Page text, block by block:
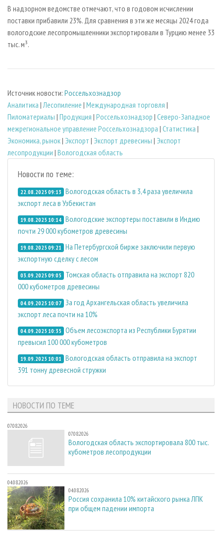
ИНСТРУМЕНТ И МАТЕРИАЛЫ
БИБЛИОТЕКА СПЕЦИАЛИСТА
В надзорном ведомстве отмечают, что в годовом исчислении
поставки прибавили 23%. Для сравнения в эти же месяцы 2024 года
вологодские лесопромышленники экспортировали в Турцию менее 33
тыс. м³.
Источник новости: Россельхознадзор
Аналитика |Лесопиление | Международная торговля |
Пиломатериалы | Продукция | Россельхознадзор | Северо-Западное
межрегиональное управление Россельхознадзора | Статистика |
Экономика, рынок| Экспорт | Экспорт древесины | Экспорт
лесопродукции | Вологодская область
Новости по теме:
22.08.2025 09:13 Вологодская область в 3,4 раза увеличила
экспорт леса в Узбекистан
19.08.2025 10:14 Вологодские экспортеры поставили в Индию
почти 29 000 кубометров древесины
19.08.2025 09:21 На Петербургской бирже заключили первую
экспортную сделку с лесом
03.09.2025 09:05
Томская область отправила на экспорт 820
000 кубометров древесины
04.09.2025 10:07 За год Архангельская область увеличила
экспорт леса почти на 10%
04.09.2025 10:35 Объем лесоэкспорта из Республики Бурятии
превысил 100 000 кубометров
19.09.2025 10:01 Вологодская область отправила на экспорт
391 тонну древесной стружки
НОВОСТИ ПО ТЕМЕ
07.08.2026
07.08.2026
Вологодская область экспортировала 800 тыс.
кубометров лесопродукции
04.08.2026
04.08.2026
Россия сохранила 10% китайского рынка ЛПК
при общем падении импорта